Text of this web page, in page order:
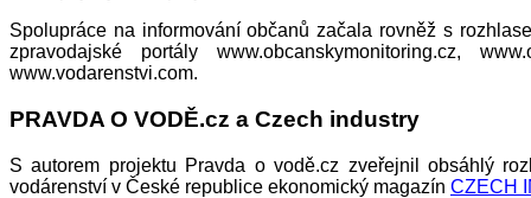
Spolupráce na informování občanů začala rovněž s
zpravodajské portály www.obcanskymonitoring.cz,
www.vodarenstvi.com.
PRAVDA O VODĚ.cz a Czech industry
S autorem projektu Pravda o vodě.cz zveřejnil obsáhlý
vodárenství v České republice ekonomický magazín CZECH